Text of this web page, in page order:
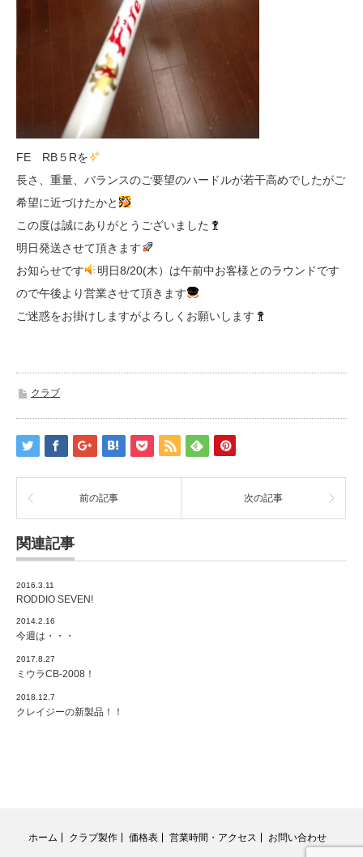
FE RB５Rを
長さ、重量、バランスのご要望のハードルが若干高めでしたがご
希望に近づけたかと
この度は誠にありがとうございました
明日発送させて頂きます
お知らせです
明日8/20(木）は午前中お客様とのラウンドです
ので午後より営業させて頂きます
ご迷惑をお掛けしますがよろしくお願いします
クラブ
前の記事 次の記事
関連記事
2016.3.11
RODDIO SEVEN!
2014.2.16
今週は・・・
2017.8.27
ミウラCB-2008！
2018.12.7
クレイジーの新製品！！
ホーム クラブ製作 価格表 営業時間・アクセス お問い合わせ